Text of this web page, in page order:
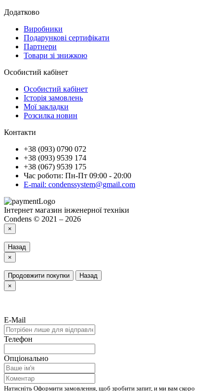
Додатково
Виробники
Подарункові сертифікати
Партнери
Товари зі знижкою
Особистий кабінет
Особистий кабінет
Історія замовлень
Мої закладки
Розсилка новин
Контакти
+38 (093) 0790 072
+38 (093) 9539 174
+38 (067) 9539 175
Час роботи: Пн-Пт 09:00 - 20:00
E-mail: condenssystem@gmail.com
Інтернет магазин інженерної техніки
Condens © 2021 – 2026
×
Назад
×
Продовжити покупки
Назад
×
E-Mail
Телефон
Опціонально
Натисніть Оформити замовлення, щоб зробити запит, и ми вам скоро